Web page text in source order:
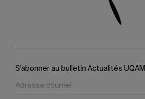
S’abonner au bulletin Actualités UQAM